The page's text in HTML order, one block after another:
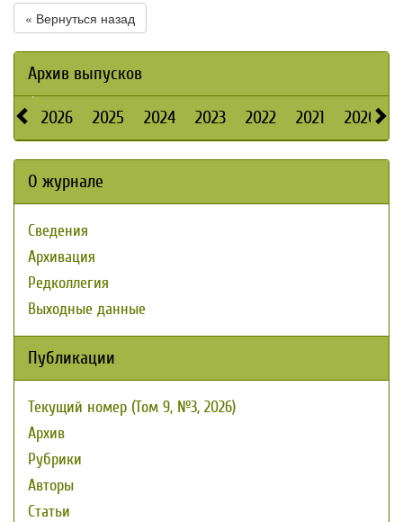
« Вернуться назад
Архив выпусков
2026 2025 2024 2023 2022 2021 2020
О журнале
Сведения
Архивация
Редколлегия
Выходные данные
Публикации
Текущий номер (Том 9, №3, 2026)
Архив
Рубрики
Авторы
Статьи